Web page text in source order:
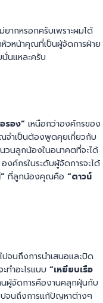
ากหรอกครับเพราะผมได้
วหน้าคุณที่เป็นผู้จัดการฝ่าย
นแหละครับ
รอง” เหนือกว่าองค์กรของ
ำเป็นต้องพูดคุยเกี่ยวกับ
วนลูกน้องในอนาคตที่จะได้
ค์กรในระดับผู้จัดการจะได้
ที่ลูกน้องคุณคือ “ดาวน์
จนถึงการนำเสนอและปิด
ทำอะไรแบบ “เหยียบเรือ
นผู้จัดการคืองานคลุกฝุ่นกับ
จนถึงการแก้ปัญหาต่างๆ